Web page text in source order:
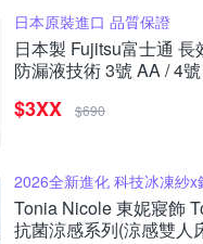
日本原裝進口 品質保證
日本製 Fujitsu富士通
防漏液技術 3號 AA / 4號 AAA 鹼性電池
$3XX $690
2026全新進化 科技冰凍紗x
Tonia Nicole 東妮寢飾
抗菌涼感系列(涼感雙人